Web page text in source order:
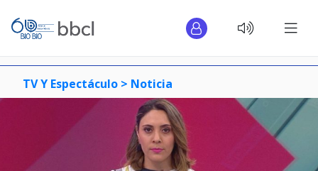
TV Y Espectáculo > Noticia